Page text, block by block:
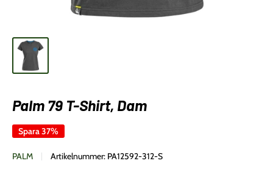
Palm 79 T-Shirt, Dam
Spara 37%
PALM Artikelnummer: PA12592-312-S